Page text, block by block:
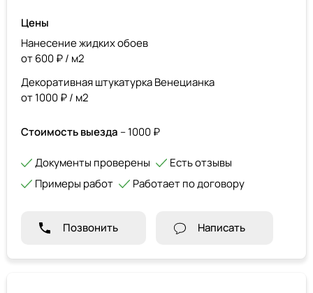
Цены
Нанесение жидких обоев
от 600 ₽ / м2
Декоративная штукатурка Венецианка
от 1000 ₽ / м2
Стоимость выезда – 1000 ₽
Документы проверены
Есть отзывы
Примеры работ
Работает по договору
Позвонить Написать